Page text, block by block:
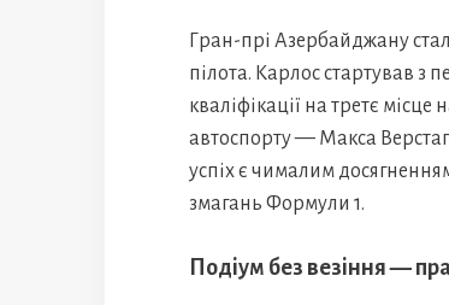
Гран-прі Азербайджану
пілота. Карлос стартував з
кваліфікації на третє
автоспорту — Макса
успіх є чималим
змагань Формули 1.
Подіум без везіння —